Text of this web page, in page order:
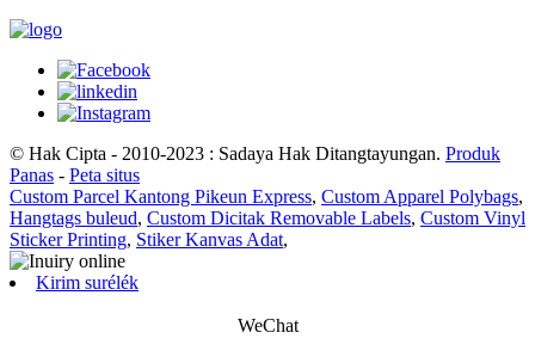
© Hak Cipta - 2010-2023 : Sadaya Hak Ditangtayungan. Produk
Panas - Peta situs
Custom Parcel Kantong Pikeun Express, Custom Apparel Polybags,
Hangtags buleud, Custom Dicitak Removable Labels, Custom Vinyl
Sticker Printing, Stiker Kanvas Adat,
Kirim surélék
WeChat